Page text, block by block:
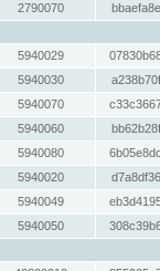
2790070
5940029
5940030
5940070
5940060
5940080
5940020
5940049
5940050